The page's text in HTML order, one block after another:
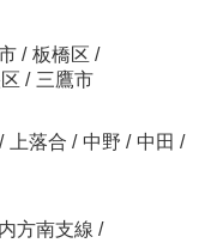
/ 板橋区 /
/ 三鷹市
/ 上落合 / 中野 / 中田 /
方南支線 /